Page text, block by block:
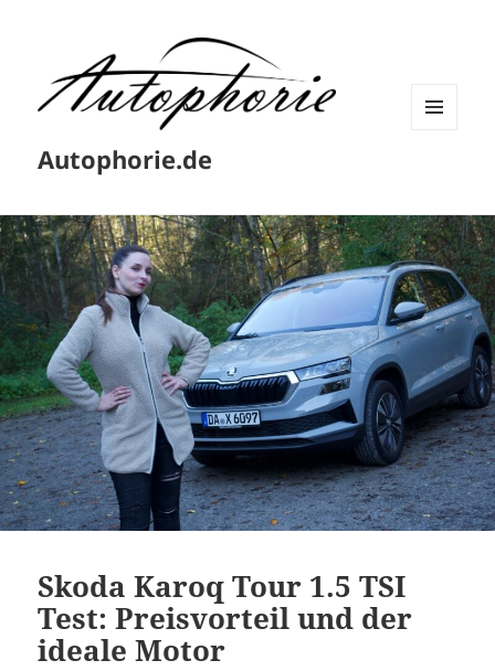
Autophorie.de
Skoda Karoq Tour 1.5 TSI
Test: Preisvorteil und der
ideale Motor